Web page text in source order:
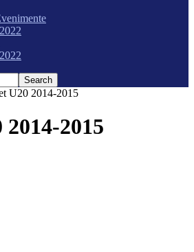
U20 2014-2015
2015